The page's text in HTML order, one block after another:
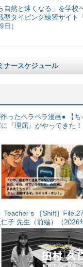
自然と速くなる」を学校
型タイピング練習サイト
日）
ナースケジュール
ったペラペラ漫画● 【ち
『理屈』がやってきた
Teacher’s ［Shift］
子 先生（前編）（2026